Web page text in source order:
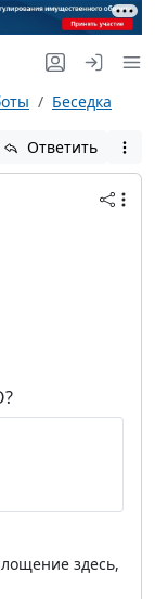
Беседка
Ответить
здесь,